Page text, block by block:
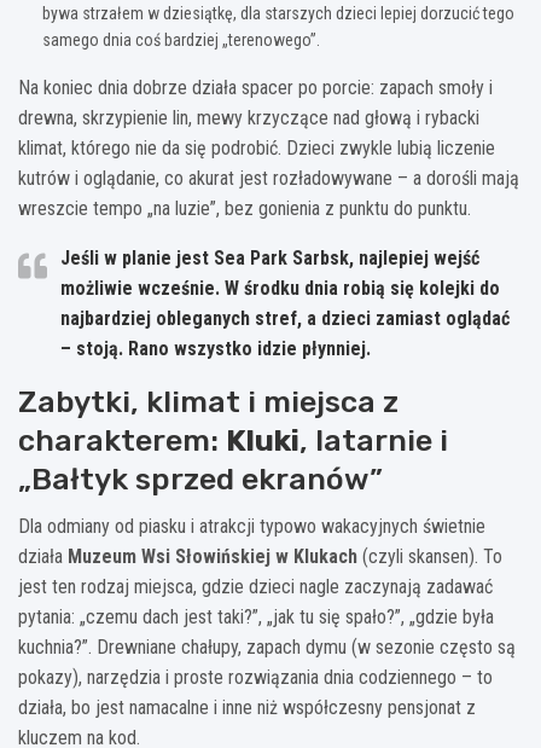
bywa strzałem w dziesiątkę, dla starszych dzieci lepiej dorzucić tego
samego dnia coś bardziej „terenowego”.
Na koniec dnia dobrze działa spacer po porcie: zapach smoły i
drewna, skrzypienie lin, mewy krzyczące nad głową i rybacki
klimat, którego nie da się podrobić. Dzieci zwykle lubią liczenie
kutrów i oglądanie, co akurat jest rozładowywane – a dorośli mają
wreszcie tempo „na luzie”, bez gonienia z punktu do punktu.
Jeśli w planie jest Sea Park Sarbsk, najlepiej wejść
możliwie wcześnie. W środku dnia robią się kolejki do
najbardziej obleganych stref, a dzieci zamiast oglądać
– stoją. Rano wszystko idzie płynniej.
Zabytki, klimat i miejsca z
charakterem: Kluki, latarnie i
„Bałtyk sprzed ekranów”
Dla odmiany od piasku i atrakcji typowo wakacyjnych świetnie
działa Muzeum Wsi Słowińskiej w Klukach (czyli skansen). To
jest ten rodzaj miejsca, gdzie dzieci nagle zaczynają zadawać
pytania: „czemu dach jest taki?”, „jak tu się spało?”, „gdzie była
kuchnia?”. Drewniane chałupy, zapach dymu (w sezonie często są
pokazy), narzędzia i proste rozwiązania dnia codziennego – to
działa, bo jest namacalne i inne niż współczesny pensjonat z
kluczem na kod.